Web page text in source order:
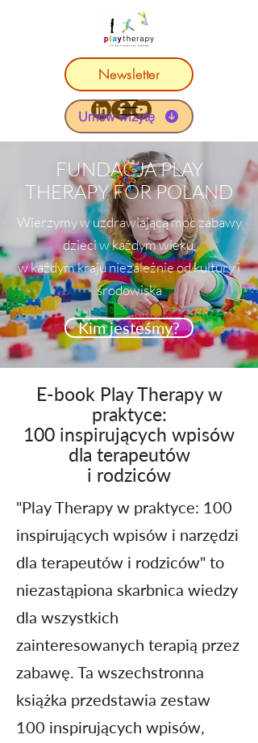
Umów wizytę
Newsletter
FUNDACJA PLAY
THERAPY FOR POLAND
Wierzymy w uzdrawiającą moc zabawy
dzieci w każdym wieku,
w każdym kraju niezależnie od kultury i
środowiska
Kim jesteśmy?
E-book Play Therapy w
praktyce:
100 inspirujących wpisów
dla terapeutów
i rodziców
"Play Therapy w praktyce: 100
inspirujących wpisów i narzędzi
dla terapeutów i rodziców" to
niezastąpiona skarbnica wiedzy
dla wszystkich
zainteresowanych terapią przez
zabawę. Ta wszechstronna
książka przedstawia zestaw
100 inspirujących wpisów,